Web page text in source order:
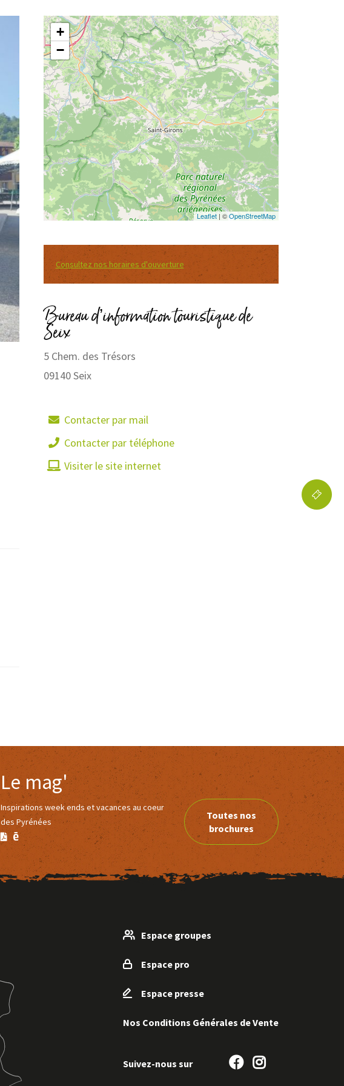
+
−
Leaflet | ©OpenStreetMap
Consultez nos horaires d'ouverture
Bureau d’information touristique de
Seix
5 Chem. des Trésors
09140Seix
Contacter par mail
Contacter par téléphone
Visiter le site internet
Le mag'
Inspirations week ends et vacances au coeur
des Pyrénées
Version
PDF
Version
Calaméo
Toutes nos
brochures
Espace groupes
Espace pro
Espace presse
Nos Conditions Générales de Vente
Suivez-nous sur
Suivez-Suivez-